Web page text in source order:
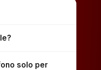
solo per